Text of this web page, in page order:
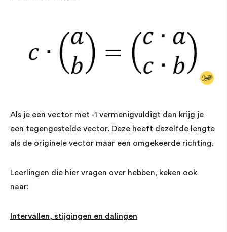
Als je een vector met -1 vermenigvuldigt dan krijg je
een tegengestelde vector. Deze heeft dezelfde lengte
als de originele vector maar een omgekeerde richting.
Leerlingen die hier vragen over hebben, keken ook
naar:
Intervallen, stijgingen en dalingen